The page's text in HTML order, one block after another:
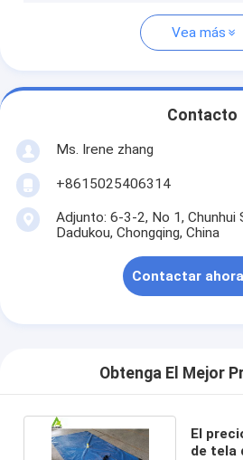
Vea más
Contacto
Ms. Irene zhang
+8615025406314
Adjunto: 6-3-2, No 1,
Dadukou, Chongqing, China
Contactar ahora
Obtenga El Mejor
El
de tela